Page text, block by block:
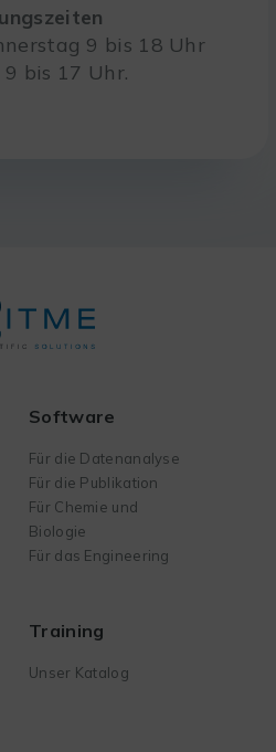
9 bis 18 Uhr
bis 17 Uhr.
Software
Für die Datenanalyse
Für die Publikation
Für Chemie und
Biologie
Für das Engineering
Training
Unser Katalog